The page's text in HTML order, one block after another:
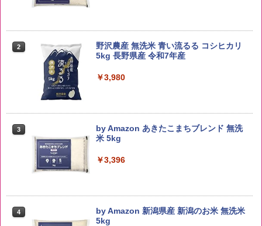
2
野沢農産 無洗米 青い流るる コシヒカリ
5kg 長野県産 令和7年産
￥3,980
3
by Amazon あきたこまちブレンド 無洗
米 5kg
￥3,396
4
by Amazon 新潟県産 新潟のお米 無洗米
5kg